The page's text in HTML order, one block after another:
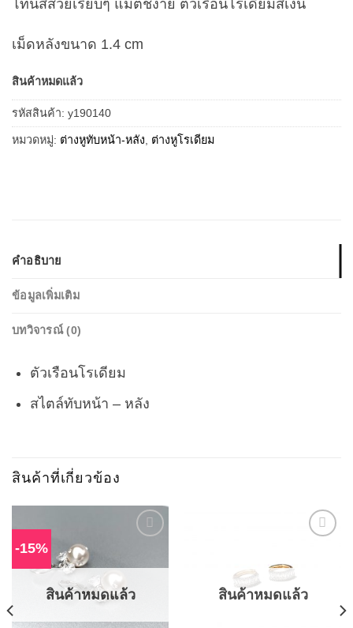
โทนสีสวยเรียบๆ แมตช์ง่าย ตัวเรือนโรเดียมสีเงิน
เม็ดหลังขนาด 1.4 cm
สินค้าหมดแล้ว
รหัสสินค้า: y190140
หมวดหมู่: ต่างหูทับหน้า-หลัง ต่างหูโรเดียม
คำอธิบาย
ข้อมูลเพิ่มเติม
บทวิจารณ์ (0)
ตัวเรือนโรเดียม
สไตล์ทับหน้า – หลัง
สินค้าที่เกี่ยวข้อง
-15%
Wishlist
สินค้าหมดแล้ว
Wishlist
สินค้าหมดแล้ว